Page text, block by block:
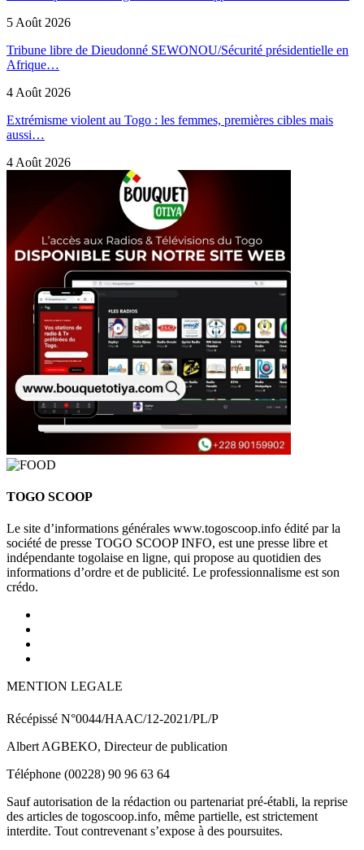
5 Août 2026
Tribune libre de Dieudonné SEWONOU/Sécurité présidentielle en
Afrique…
4 Août 2026
Extrémisme violent au Togo : les femmes, premières cibles mais
aussi…
4 Août 2026
TOGO SCOOP
Le site d’informations générales www.togoscoop.info édité par la
société de presse TOGO SCOOP INFO, est une presse libre et
indépendante togolaise en ligne, qui propose au quotidien des
informations d’ordre et de publicité. Le professionnalisme est son
crédo.
MENTION LEGALE
Récépissé N°0044/HAAC/12-2021/PL/P
Albert AGBEKO, Directeur de publication
Téléphone (00228) 90 96 63 64
Sauf autorisation de la rédaction ou partenariat pré-établi, la reprise
des articles de togoscoop.info, même partielle, est strictement
interdite. Tout contrevenant s’expose à des poursuites.